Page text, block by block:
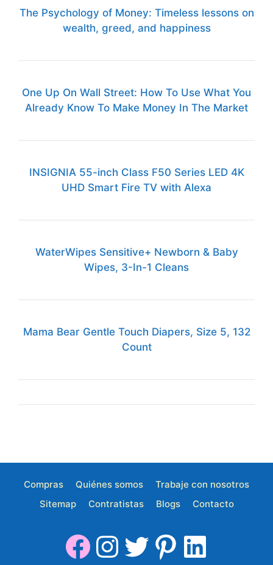
The Psychology of Money: Timeless lessons on
wealth, greed, and happiness
One Up On Wall Street: How To Use What You
Already Know To Make Money In The Market
INSIGNIA 55-inch Class F50 Series LED 4K
UHD Smart Fire TV with Alexa
WaterWipes Sensitive+ Newborn & Baby
Wipes, 3-In-1 Cleans
Mama Bear Gentle Touch Diapers, Size 5, 132
Count
Compras Quiénes somos
Trabaje con nosotros
Sitemap
Contratistas Blogs Contacto